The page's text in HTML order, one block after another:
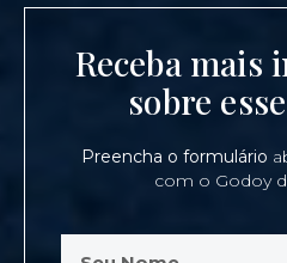
Receba mais
sobre
Preencha o formulário
com o Godoy